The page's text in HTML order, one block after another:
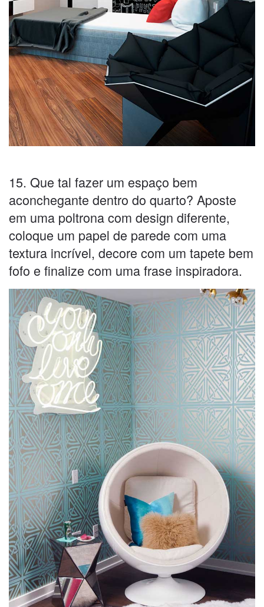
15. Que tal fazer um espaço bem
aconchegante dentro do quarto? Aposte
em uma poltrona com design diferente,
coloque um papel de parede com uma
textura incrível, decore com um tapete bem
fofo e finalize com uma frase inspiradora.